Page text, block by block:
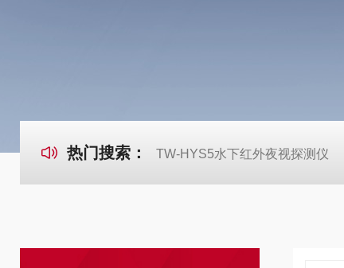
热门搜索： TW-HYS5水下红外夜视探测仪